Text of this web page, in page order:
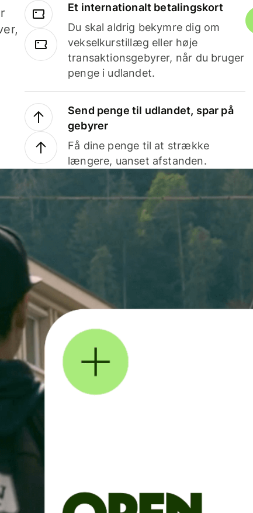
Et internationalt betalingskort
Du skal aldrig bekymre dig om
vekselkurstillæg eller høje
transaktionsgebyrer, når du bruger
penge i udlandet.
Send penge til udlandet, spar på
gebyrer
Få dine penge til at strække
længere, uanset afstanden.